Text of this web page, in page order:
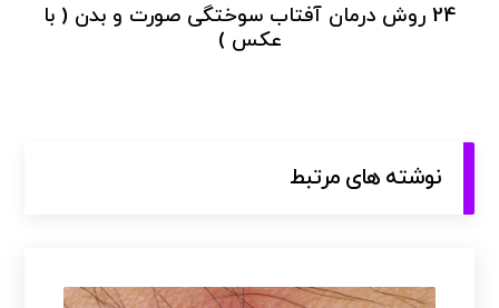
24 روش درمان آفتاب سوختگی صورت و بدن ( با
عکس )
نوشته های مرتبط